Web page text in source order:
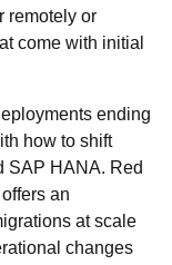
remotely or
come with initial
ending
how to shift
SAP HANA. Red
an
at scale
changes